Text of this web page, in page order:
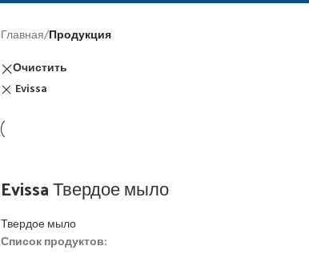
Главная/Продукция
Очистить
Evissa
Evissa Твердое мыло
Твердое мыло
Список продуктов: